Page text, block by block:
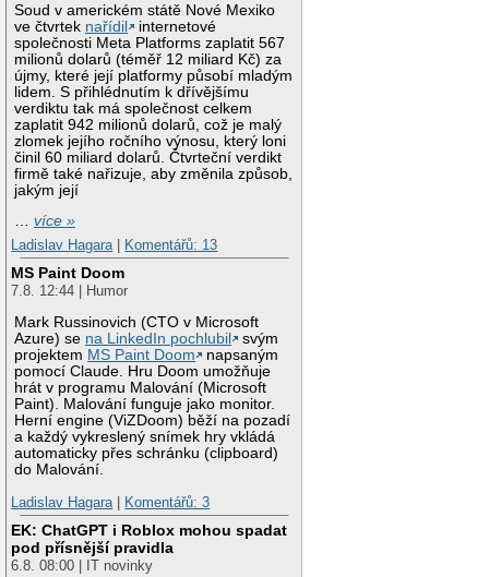
Soud v americkém státě Nové Mexiko
ve čtvrtek nařídil
internetové
společnosti Meta Platforms zaplatit 567
milionů dolarů (téměř 12 miliard Kč) za
újmy, které její platformy působí mladým
lidem. S přihlédnutím k dřívějšímu
verdiktu tak má společnost celkem
zaplatit 942 milionů dolarů, což je malý
zlomek jejího ročního výnosu, který loni
činil 60 miliard dolarů. Čtvrteční verdikt
firmě také nařizuje, aby změnila způsob,
jakým její
…více »
Ladislav Hagara
Komentářů: 13
MS Paint Doom
7.8. 12:44 | Humor
Mark Russinovich (CTO v Microsoft
Azure) se na LinkedIn pochlubil
svým
projektem MS Paint Doom
napsaným
pomocí Claude. Hru Doom umožňuje
hrát v programu Malování (Microsoft
Paint). Malování funguje jako monitor.
Herní engine (ViZDoom) běží na pozadí
a každý vykreslený snímek hry vkládá
automaticky přes schránku (clipboard)
do Malování.
Ladislav Hagara
Komentářů: 3
EK: ChatGPT i Roblox mohou spadat
pod přísnější pravidla
6.8. 08:00 | IT novinky